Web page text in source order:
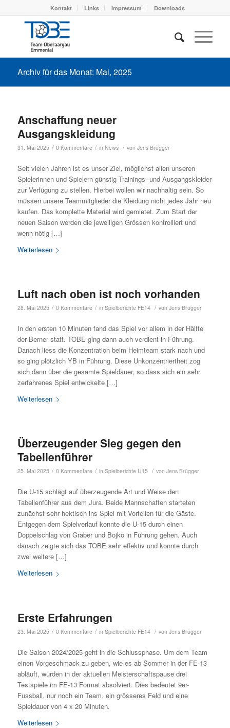
Kontakt Links Impressum Downloads
Archiv für das Monat: Mai, 2025
Anschaffung neuer
Ausgangskleidung
31. Mai 2025 / 0 Kommentare / in News / von Jens Brügger
Seit vielen Jahren ist es unser Ziel, möglichst allen unseren
Spielerinnen und Spielern günstig Trainings- und Ausgangskleider
zur Verfügung zu stellen. Hierbei wollen wir nachhaltig sein. So
müssen unsere Teammitglieder die Kleidung nicht jedes Jahr neu
kaufen. Das komplette Material wird gemietet. Zum Start der
neuen Saison werden die jeweiligen Grössen kontrolliert und
wenn nötig […]
Weiterlesen
Luft nach oben ist noch vorhanden
28. Mai 2025 / 0 Kommentare / in Spielberichte FE14 / von Jens Brügger
In den ersten 10 Minuten fand das Spiel vor allem in der Hälfte
der Berner statt. TOBE ging dann auch verdient in Führung.
Danach liess die Konzentration beim Heimteam stark nach und
so ging plötzlich YB in Führung. Diese Unkonzentriertheit zog
sich dann über die gesamte Spieldauer, so dass sich ein sehr
zerfahrenes Spiel entwickelte […]
Weiterlesen
Überzeugender Sieg gegen den
Tabellenführer
25. Mai 2025 / 0 Kommentare / in Spielberichte U15 / von Jens Brügger
Die U-15 schlägt auf überzeugende Art und Weise den
Tabellenführer aus dem Jura. Beide Mannschaften starteten
zunächst sehr hektisch ins Spiel mit Vorteilen für die Gäste.
Entgegen dem Spielverlauf konnte die U-15 durch einen
Doppelschlag von Graber und Bojko in Führung gehen. Auch
danach zeigte sich das TOBE sehr effektiv und konnte durch
zwei weitere […]
Weiterlesen
Erste Erfahrungen
23. Mai 2025 / 0 Kommentare / in Spielberichte FE14 / von Jens Brügger
Die Saison 2024/2025 geht in die Schlussphase. Um dem Team
einen Vorgeschmack zu geben, wie es ab Sommer in der FE-13
abläuft, wurden in der aktuellen Meisterschaftspause drei
Testspiele im FE-13 Format absolviert. Dies bedeutet 9er-
Fussball, nur noch ein Team, ein grösseres Feld und eine
Spieldauer von 4 x 20 Minuten.
Weiterlesen